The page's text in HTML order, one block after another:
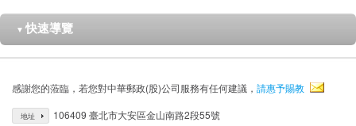
▼ 快速導覽
感謝您的蒞臨，若您對中華郵政(股)公司服務有任何建議， 請惠予賜教
地址 106409 臺北市大安區金山南路2段55號